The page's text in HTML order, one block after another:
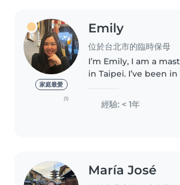
家庭最愛
(1)
Emily
位於台北市的臨時保母
I’m Emily, I am a
in Taipei. I’ve been
and caring person. I
comfortable to help
homework
經驗: < 1年
María José